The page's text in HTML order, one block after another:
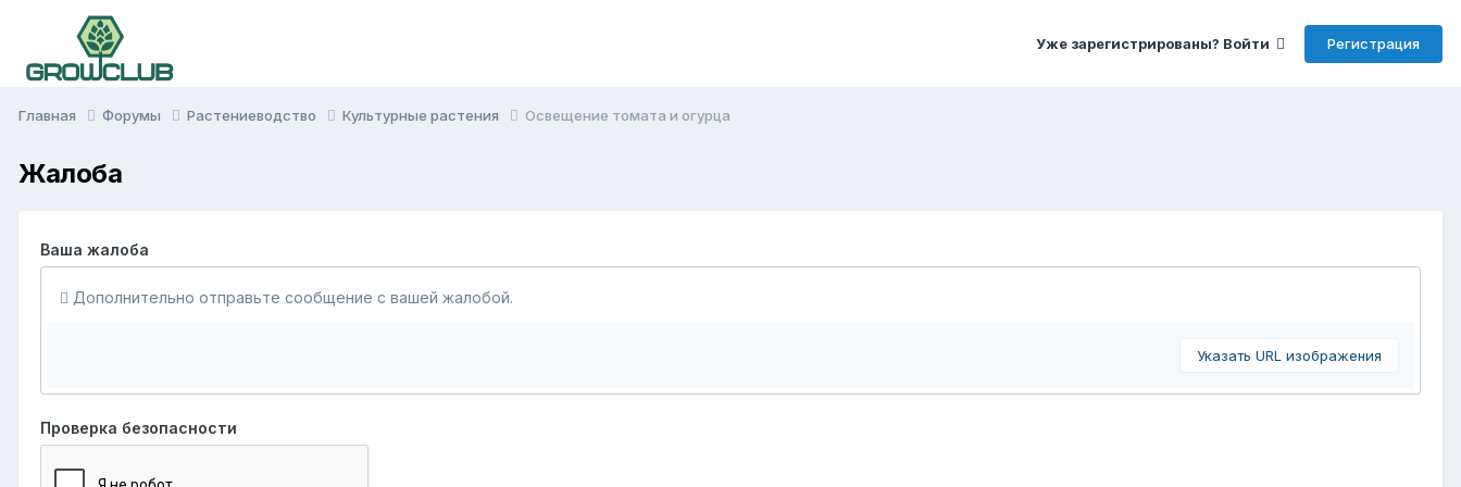
Уже зарегистрированы? Войти Регистрация
Главная Форумы Растениеводство Культурные растения Освещение томата и огурца
Жалоба
Ваша жалоба
Дополнительно отправьте сообщение с вашей жалобой.
Указать URL изображения
Проверка безопасности